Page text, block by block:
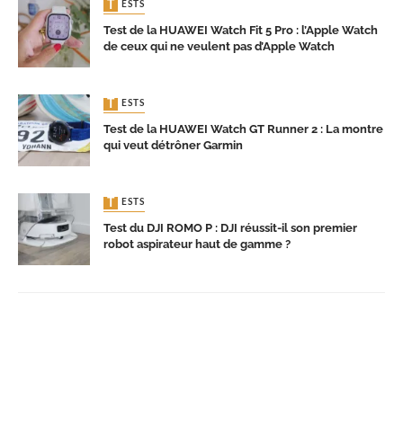
TESTS
Test de la HUAWEI Watch Fit 5 Pro : l’Apple Watch
de ceux qui ne veulent pas d’Apple Watch
TESTS
Test de la HUAWEI Watch GT Runner 2 : La montre
qui veut détrôner Garmin
TESTS
Test du DJI ROMO P : DJI réussit-il son premier
robot aspirateur haut de gamme ?